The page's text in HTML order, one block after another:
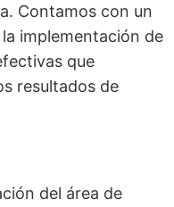
Contamos con un
implementación de
que
resultados de
del área de